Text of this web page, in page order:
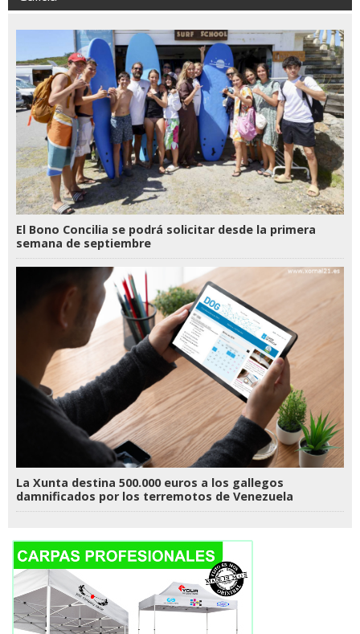
El Bono Concilia se podrá solicitar desde la primera
semana de septiembre
La Xunta destina 500.000 euros a los gallegos
damnificados por los terremotos de Venezuela